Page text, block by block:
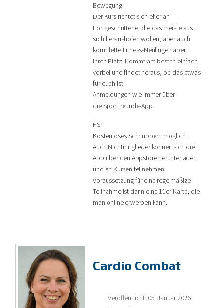
Bewegung.
Der Kurs richtet sich eher an
Fortgeschrittene, die das meiste aus
sich herausholen wollen, aber auch
komplette Fitness-Neulinge haben
ihren Platz. Kommt am besten einfach
vorbei und findet heraus, ob das etwas
für euch ist.
Anmeldungen wie immer über
die Sportfreunde-App.
PS:
Kostenloses Schnuppern möglich.
Auch Nichtmitglieder können sich die
App über den Appstore herunterladen
und an Kursen teilnehmen.
Voraussetzung für eine regelmäßige
Teilnahme ist dann eine 11er-Karte, die
man online erwerben kann.
Cardio Combat
Veröffentlicht: 05. Januar 2026